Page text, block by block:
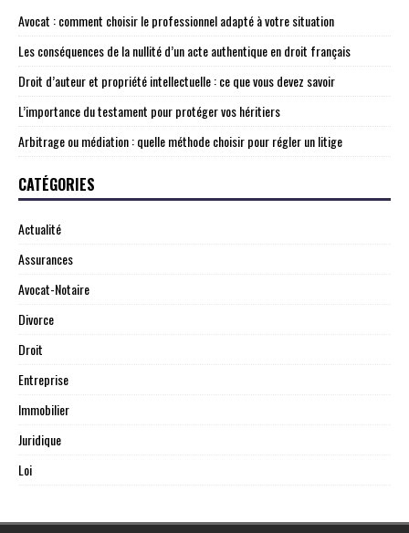
Avocat : comment choisir le professionnel adapté à votre situation
Les conséquences de la nullité d’un acte authentique en droit français
Droit d’auteur et propriété intellectuelle : ce que vous devez savoir
L’importance du testament pour protéger vos héritiers
Arbitrage ou médiation : quelle méthode choisir pour régler un litige
CATÉGORIES
Actualité
Assurances
Avocat-Notaire
Divorce
Droit
Entreprise
Immobilier
Juridique
Loi